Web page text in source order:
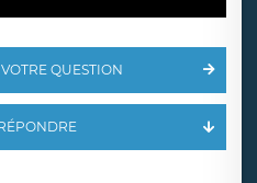
QUESTION